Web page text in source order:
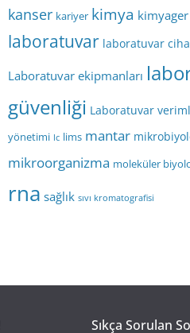
kanser kariyer kimya kimyager
laboratuvar laboratuvar
Laboratuvar ekipmanları
güvenliği Laboratuvar
yönetimi lc lims mantar
mikroorganizma moleküler
rna sağlık sıvı kromatografisi
Sıkça Sorulan